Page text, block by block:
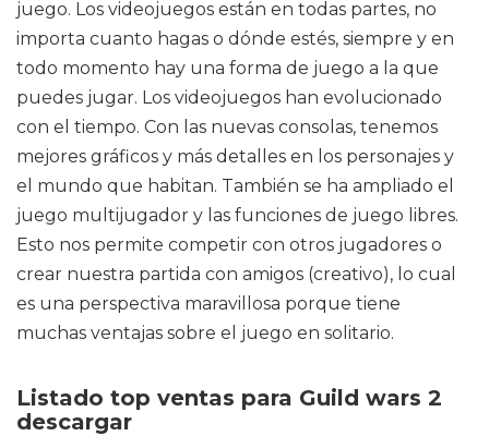
juego. Los videojuegos están en todas partes, no
importa cuanto hagas o dónde estés, siempre y en
todo momento hay una forma de juego a la que
puedes jugar. Los videojuegos han evolucionado
con el tiempo. Con las nuevas consolas, tenemos
mejores gráficos y más detalles en los personajes y
el mundo que habitan. También se ha ampliado el
juego multijugador y las funciones de juego libres.
Esto nos permite competir con otros jugadores o
crear nuestra partida con amigos (creativo), lo cual
es una perspectiva maravillosa porque tiene
muchas ventajas sobre el juego en solitario.
Listado top ventas para Guild wars 2
descargar